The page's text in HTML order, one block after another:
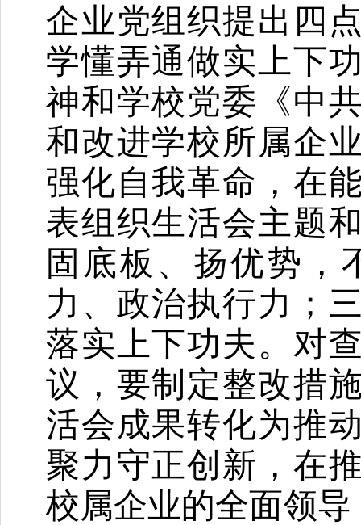
企业党组织提出 四
学懂弄通做实上下
神和学校党委《中
和改进学校所属企
强化自我革命，在
表组织生活会主题
固底板、扬优势，
力、政治执行力 ；
落实上下功夫。 对
议，要制定整改措
活会成果转化为推
聚力守正创新，在
校属企业的全面领导